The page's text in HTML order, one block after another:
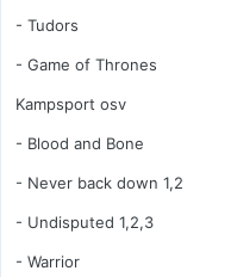
- Tudors
- Game of Thrones
Kampsport osv
- Blood and Bone
- Never back down 1,2
- Undisputed 1,2,3
- Warrior